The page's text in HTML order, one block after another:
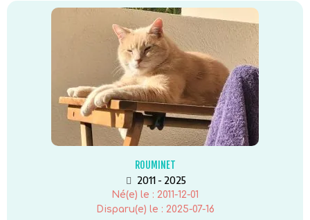
ROUMINET
2011 - 2025
Né(e) le : 2011-12-01
Disparu(e) le : 2025-07-16